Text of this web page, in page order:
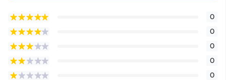
0
0
0
0
0